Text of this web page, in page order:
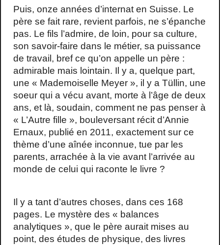
Puis, onze années d’internat en Suisse. Le
père se fait rare, revient parfois, ne s’épanche
pas. Le fils l’admire, de loin, pour sa culture,
son savoir-faire dans le métier, sa puissance
de travail, bref ce qu’on appelle un père :
admirable mais lointain. Il y a, quelque part,
une « Mademoiselle Meyer », il y a Tüllin, une
soeur qui a vécu avant, morte à l’âge de deux
ans, et là, soudain, comment ne pas penser à
« L’Autre fille », bouleversant récit d’Annie
Ernaux, publié en 2011, exactement sur ce
thème d’une aînée inconnue, tue par les
parents, arrachée à la vie avant l’arrivée au
monde de celui qui raconte le livre ?
Il y a tant d’autres choses, dans ces 168
pages. Le mystère des « balances
analytiques », que le père aurait mises au
point, des études de physique, des livres